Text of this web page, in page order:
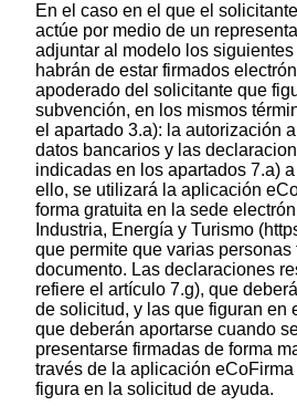
En el caso en el que el
actúe por medio de un
adjuntar al modelo los
habrán de estar firmados
apoderado del solicitante que
subvención, en los mismos
el apartado 3.a): la autorización
datos bancarios y las
indicadas en los apartados 7.a)
ello, se utilizará la aplicación
forma gratuita en la sede
Industria, Energía y Turismo
que permite que varias personas
documento. Las declaraciones
refiere el artículo 7.g), que
de solicitud, y las que figuran en
que deberán aportarse cuando
presentarse firmadas de forma
través de la aplicación
figura en la solicitud de ayuda.